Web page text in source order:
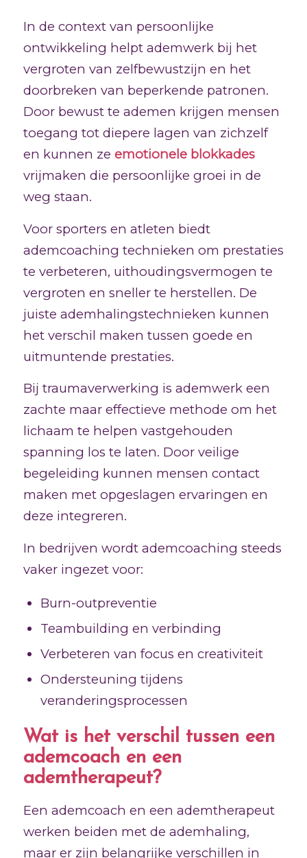
In de context van persoonlijke
ontwikkeling helpt ademwerk bij het
vergroten van zelfbewustzijn en het
doorbreken van beperkende patronen.
Door bewust te ademen krijgen mensen
toegang tot diepere lagen van zichzelf
en kunnen ze emotionele blokkades
vrijmaken die persoonlijke groei in de
weg staan.
Voor sporters en atleten biedt
ademcoaching technieken om prestaties
te verbeteren, uithoudingsvermogen te
vergroten en sneller te herstellen. De
juiste ademhalingstechnieken kunnen
het verschil maken tussen goede en
uitmuntende prestaties.
Bij traumaverwerking is ademwerk een
zachte maar effectieve methode om het
lichaam te helpen vastgehouden
spanning los te laten. Door veilige
begeleiding kunnen mensen contact
maken met opgeslagen ervaringen en
deze integreren.
In bedrijven wordt ademcoaching steeds
vaker ingezet voor:
Burn-outpreventie
Teambuilding en verbinding
Verbeteren van focus en creativiteit
Ondersteuning tijdens
veranderingsprocessen
Wat is het verschil tussen een
ademcoach en een
ademtherapeut?
Een ademcoach en een ademtherapeut
werken beiden met de ademhaling,
maar er zijn belangrijke verschillen in